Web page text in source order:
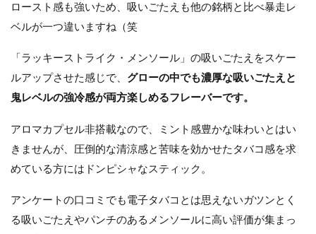
ロースト感も強いため、吸いごたえも他の銘柄と比べ暴走レ
ベルが一つ違いますね（笑
「ラッキーストライク・メンソール」の吸いごたえをスケー
ルアップさせた感じで、 グローの中でも濃厚な吸いごたえと
鬼レベルの強冷感が両方楽しめるフレーバーです。
アロマカプセル非搭載なので、ミント感豊かな味わいとはい
きませんが、圧倒的な清涼感と苦味を効かせたタバコ感を求
めている方にはドンピシャなスティック。
アンケートの口コミでも電子タバコとは思えないガツンとく
る吸いごたえやパンチのあるメンソールに高い評価が集まっ